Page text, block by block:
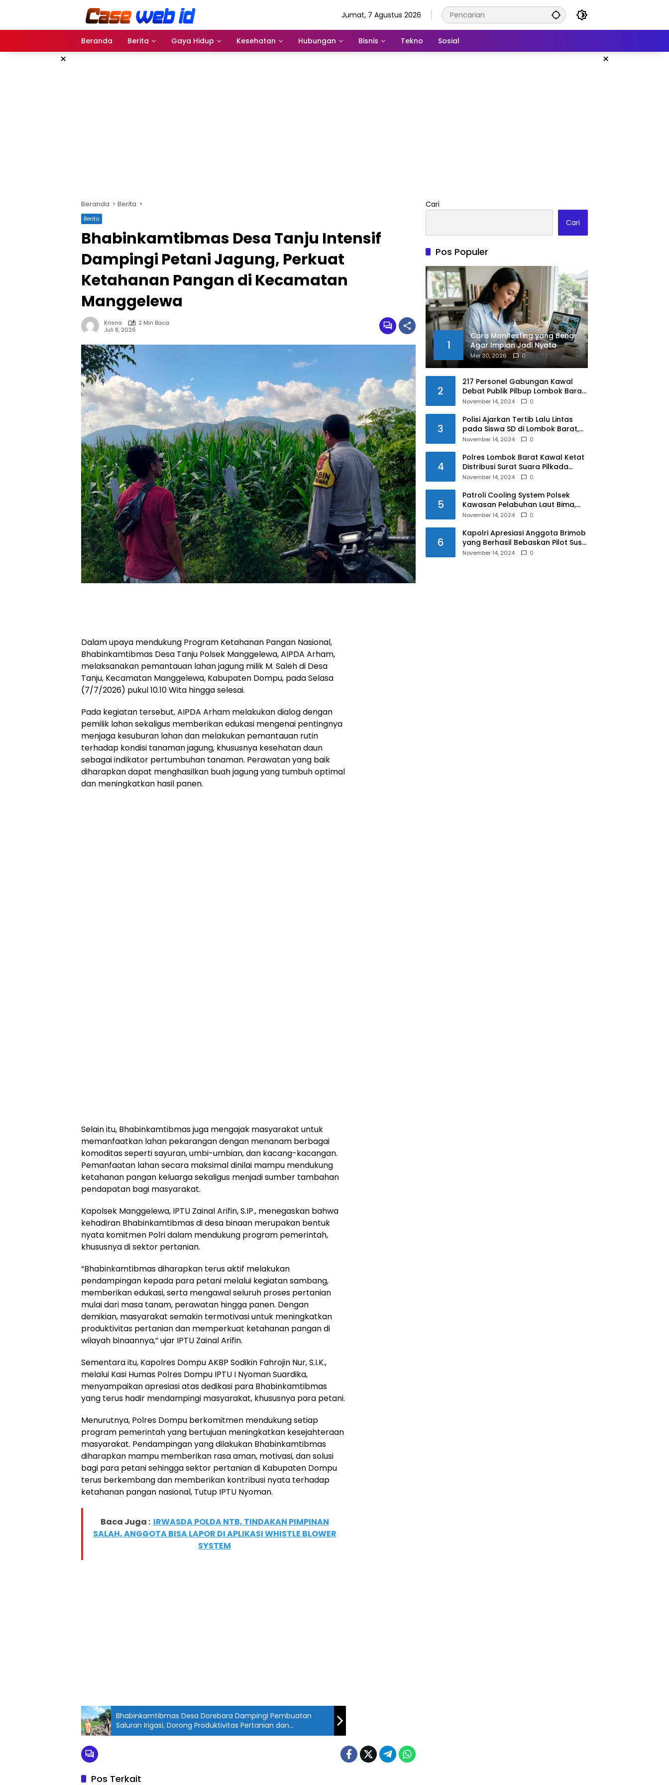
Jumat, 7 Agustus 2026
Beranda Berita Gaya Hidup Kesehatan Hubungan Bisnis Tekno Sosial
× ×
Beranda Berita
Berita
Bhabinkamtibmas Desa Tanju Intensif
Dampingi Petani Jagung, Perkuat
Ketahanan Pangan di Kecamatan
Manggelewa
Krisna
2 Min Baca
Juli 8, 2026
Dalam upaya mendukung Program Ketahanan Pangan Nasional,
Bhabinkamtibmas Desa Tanju Polsek Manggelewa, AIPDA Arham,
melaksanakan pemantauan lahan jagung milik M. Saleh di Desa
Tanju, Kecamatan Manggelewa, Kabupaten Dompu, pada Selasa
(7/7/2026) pukul 10.10 Wita hingga selesai.
Pada kegiatan tersebut, AIPDA Arham melakukan dialog dengan
pemilik lahan sekaligus memberikan edukasi mengenai pentingnya
menjaga kesuburan lahan dan melakukan pemantauan rutin
terhadap kondisi tanaman jagung, khususnya kesehatan daun
sebagai indikator pertumbuhan tanaman. Perawatan yang baik
diharapkan dapat menghasilkan buah jagung yang tumbuh optimal
dan meningkatkan hasil panen.
Selain itu, Bhabinkamtibmas juga mengajak masyarakat untuk
memanfaatkan lahan pekarangan dengan menanam berbagai
komoditas seperti sayuran, umbi-umbian, dan kacang-kacangan.
Pemanfaatan lahan secara maksimal dinilai mampu mendukung
ketahanan pangan keluarga sekaligus menjadi sumber tambahan
pendapatan bagi masyarakat.
Kapolsek Manggelewa, IPTU Zainal Arifin, S.IP., menegaskan bahwa
kehadiran Bhabinkamtibmas di desa binaan merupakan bentuk
nyata komitmen Polri dalam mendukung program pemerintah,
khususnya di sektor pertanian.
“Bhabinkamtibmas diharapkan terus aktif melakukan
pendampingan kepada para petani melalui kegiatan sambang,
memberikan edukasi, serta mengawal seluruh proses pertanian
mulai dari masa tanam, perawatan hingga panen. Dengan
demikian, masyarakat semakin termotivasi untuk meningkatkan
produktivitas pertanian dan memperkuat ketahanan pangan di
wilayah binaannya,” ujar IPTU Zainal Arifin.
Sementara itu, Kapolres Dompu AKBP Sodikin Fahrojin Nur, S.I.K.,
melalui Kasi Humas Polres Dompu IPTU I Nyoman Suardika,
menyampaikan apresiasi atas dedikasi para Bhabinkamtibmas
yang terus hadir mendampingi masyarakat, khususnya para petani.
Menurutnya, Polres Dompu berkomitmen mendukung setiap
program pemerintah yang bertujuan meningkatkan kesejahteraan
masyarakat. Pendampingan yang dilakukan Bhabinkamtibmas
diharapkan mampu memberikan rasa aman, motivasi, dan solusi
bagi para petani sehingga sektor pertanian di Kabupaten Dompu
terus berkembang dan memberikan kontribusi nyata terhadap
ketahanan pangan nasional, Tutup IPTU Nyoman.
Baca Juga : IRWASDA POLDA NTB, TINDAKAN PIMPINAN
SALAH, ANGGOTA BISA LAPOR DI APLIKASI WHISTLE BLOWER
SYSTEM
Bhabinkamtibmas Desa Dorebara Dampingi Pembuatan
Saluran Irigasi, Dorong Produktivitas Pertanian dan
Pemanfaatan Pekarangan
Pos Terkait
Cari
Cari
Pos Populer
1
Cara Manifesting yang Benar
Agar Impian Jadi Nyata
Mei 30, 2026 0
2
217 Personel Gabungan Kawal
Debat Publik Pilbup Lombok Barat
2024
November 14, 2024 0
3
Polisi Ajarkan Tertib Lalu Lintas
pada Siswa SD di Lombok Barat,
Apa Saja Materinya?
November 14, 2024 0
4
Polres Lombok Barat Kawal Ketat
Distribusi Surat Suara Pilkada
2024
November 14, 2024 0
5
Patroli Cooling System Polsek
Kawasan Pelabuhan Laut Bima,
Ciptakan Pilkada Serentak 2024
November 14, 2024 0
6
Kapolri Apresiasi Anggota Brimob
yang Berhasil Bebaskan Pilot Susi
Air Korban Penyanderaan KKB
November 14, 2024 0